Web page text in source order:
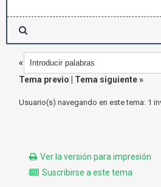
«
Tema previo
Tema siguiente»
Usuario(s) navegando en este tema: 1
Ver la versión para impresión
Suscribirse a este tema